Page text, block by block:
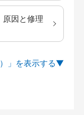
原因と修理
」を